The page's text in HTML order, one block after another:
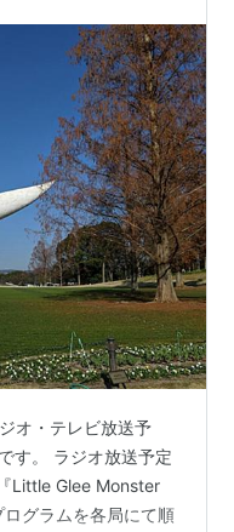
オ・テレビ放送予
す。 ラジオ放送予定
Little Glee Monster
グラムを各局にて順